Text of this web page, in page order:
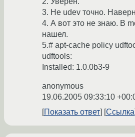
3. Не udev точно.
4. А вот это не знаю. В
нашел.
5.# apt-cache policy
udftools:
Installed: 1.0.0b3-9
anonymous
19.06.2005 09:33:10
Показать ответ
Ссылка